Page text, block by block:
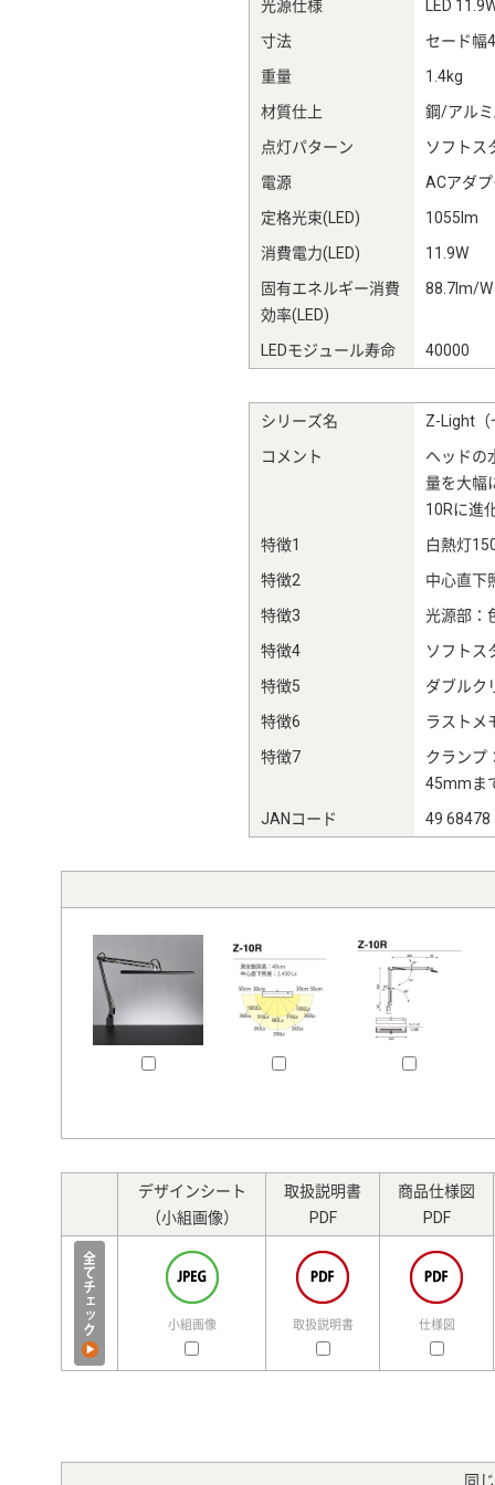
光源仕様
LED
寸法
セード幅
重量
1.4kg
材質仕上
鋼/アル
点灯パターン
ソフトス
電源
ACアダ
定格光束(LED)
1055lm
消費電力(LED)
11.9W
固有エネルギー消費
効率(LED)
88.7lm/W
LEDモジュール寿命 40000
シリーズ名
Z-Light（
コメント
ヘッドの
量を大幅
10Rに進
特徴1
白熱灯
特徴2
中心直下
特徴3
光源部：
特徴4
ソフトス
特徴5
ダブルク
特徴6
ラストメ
特徴7
クランプ
45mmま
JANコード
49 68478
デザインシート
（小組画像）
取扱説明書
PDF
商品仕様図
PDF
小組画像 取扱説明書 仕様図
同